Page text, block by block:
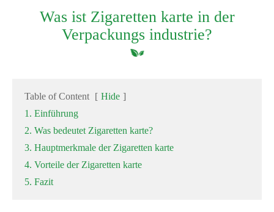
Was ist Zigaretten karte in der
Verpackungs industrie?
Table of Content [ Hide ]
1. Einführung
2. Was bedeutet Zigaretten karte?
3. Hauptmerkmale der Zigaretten karte
4. Vorteile der Zigaretten karte
5. Fazit